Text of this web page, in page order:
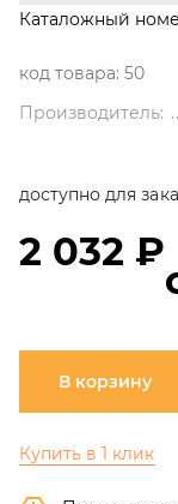
Каталожный
код товара: 50
Производитель:
доступно для
2 032 ₽
В корзину
Купить в 1 клик